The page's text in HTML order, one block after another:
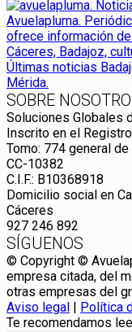
SOBRE
Soluciones Globales
Inscrito en el
Tomo: 774 general
CC-10382
C.I.F.: B10368918
Domicilio social en
Cáceres
927 246 892
SÍGUENOS
© Copyright ©
empresa citada, del
otras empresas del
Aviso legal
Política
Te recomendamos